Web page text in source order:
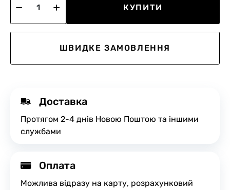
КУПИТИ
ШВИДКЕ ЗАМОВЛЕННЯ
Доставка
Протягом 2-4 днів Новою Поштою та іншими
службами
Оплата
Можлива відразу на карту, розрахунковий